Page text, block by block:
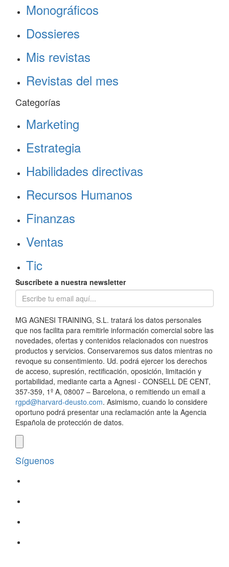
Monográficos
Dossieres
Mis revistas
Revistas del mes
Categorías
Marketing
Estrategia
Habilidades directivas
Recursos Humanos
Finanzas
Ventas
Tic
Suscríbete a nuestra newsletter
MG AGNESI TRAINING, S.L. tratará los datos personales
que nos facilita para remitirle información comercial sobre las
novedades, ofertas y contenidos relacionados con nuestros
productos y servicios. Conservaremos sus datos mientras no
revoque su consentimiento. Ud. podrá ejercer los derechos
de acceso, supresión, rectificación, oposición, limitación y
portabilidad, mediante carta a Agnesi - CONSELL DE CENT,
357-359, 1º A, 08007 – Barcelona, o remitiendo un email a
rgpd@harvard-deusto.com. Asimismo, cuando lo considere
oportuno podrá presentar una reclamación ante la Agencia
Española de protección de datos.
Síguenos